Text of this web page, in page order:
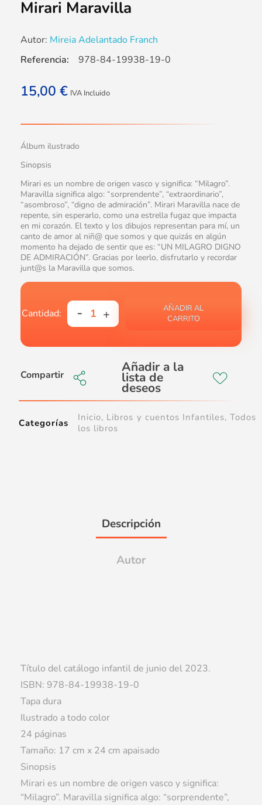
Mirari Maravilla
Autor: Mireia Adelantado Franch
15,00 € IVA Incluido
Álbum ilustrado
Sinopsis
Mirari es un nombre de origen vasco y significa: “Milagro”.
Maravilla significa algo: “sorprendente”, “extraordinario”,
“asombroso”, “digno de admiración”. Mirari Maravilla nace de
repente, sin esperarlo, como una estrella fugaz que impacta
en mi corazón. El texto y los dibujos representan para mí, un
canto de amor al niñ@ que somos y que quizás en algún
momento ha dejado de sentir que es: “UN MILAGRO DIGNO
DE ADMIRACIÓN”. Gracias por leerlo, disfrutarlo y recordar
junt@s la Maravilla que somos.
AÑADIR AL
CARRITO
Compartir
Referencia: 978-84-19938-19-0
Categorías Inicio, Libros y cuentos Infantiles, Todos
los libros
Descripción
Autor
Título del catálogo infantil de junio del 2023.
ISBN: 978-84-19938-19-0
Tapa dura
Ilustrado a todo color
24 páginas
Tamaño: 17 cm x 24 cm apaisado
Sinopsis
Mirari es un nombre de origen vasco y significa:
“Milagro”. Maravilla significa algo: “sorprendente”,